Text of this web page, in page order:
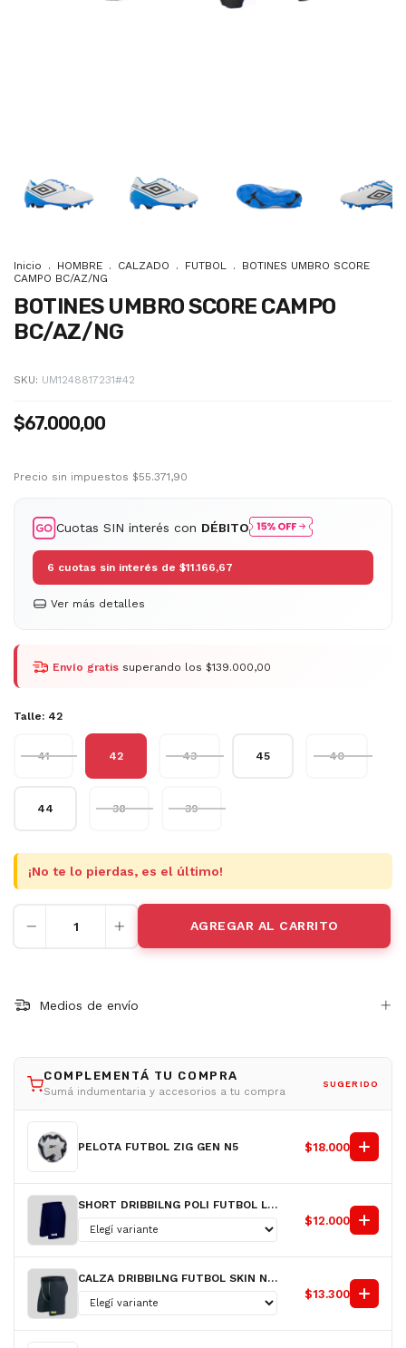
Inicio . HOMBRE . CALZADO . FUTBOL .
BOTINES UMBRO SCORE
CAMPO BC/AZ/NG
BOTINES UMBRO SCORE CAMPO
BC/AZ/NG
SKU: UM1248817231#42
$67.000,00
Precio sin impuestos $55.371,90
Cuotas SIN interés con DÉBITO
6 cuotas sin interés de $11.166,67
Ver más detalles
Envío gratis superando los $139.000,00
Talle: 42
41 42 43 45 40
44 38 39
¡No te lo pierdas, es el último!
Medios de envío
COMPLEMENTÁ TU COMPRA
Sumá indumentaria y accesorios a tu compra
SUGERIDO
PELOTA FUTBOL ZIG GEN N5 $18.000
SHORT DRIBBILNG POLI FUTBOL LISO NACIONAL AZ H
$12.000
CALZA DRIBBILNG FUTBOL SKIN NG H
$13.300